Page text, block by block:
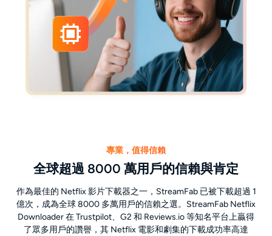
專業，值得信賴
全球超過 8000 萬用戶的信賴與肯定
作為最佳的 Netflix 影片下載器之一，StreamFab 已被下載超過 1
億次，成為全球 8000 多萬用戶的信賴之選。StreamFab Netflix
Downloader 在 Trustpilot、G2 和 Reviews.io 等知名平台上贏得
了眾多用戶的讚譽，其 Netflix 電影和劇集的下載成功率高達